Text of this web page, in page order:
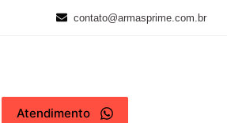
contato@armasprime.com.br
Atendimento